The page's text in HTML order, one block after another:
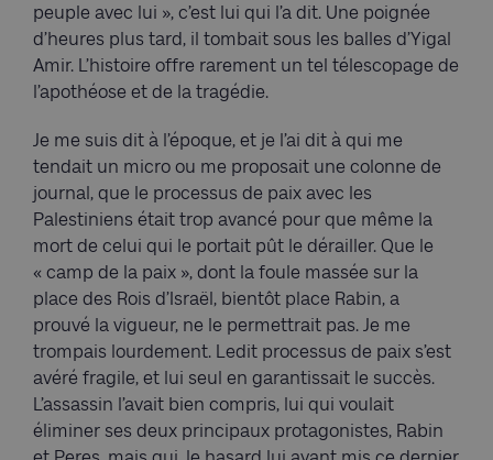
peuple avec lui », c’est lui qui l’a dit. Une poignée
d’heures plus tard, il tombait sous les balles d’Yigal
Amir. L’histoire offre rarement un tel télescopage de
l’apothéose et de la tragédie.
Je me suis dit à l’époque, et je l’ai dit à qui me
tendait un micro ou me proposait une colonne de
journal, que le processus de paix avec les
Palestiniens était trop avancé pour que même la
mort de celui qui le portait pût le dérailler. Que le
« camp de la paix », dont la foule massée sur la
place des Rois d’Israël, bientôt place Rabin, a
prouvé la vigueur, ne le permettrait pas. Je me
trompais lourdement. Ledit processus de paix s’est
avéré fragile, et lui seul en garantissait le succès.
L’assassin l’avait bien compris, lui qui voulait
éliminer ses deux principaux protagonistes, Rabin